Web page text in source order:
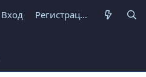
Вход Регистрация